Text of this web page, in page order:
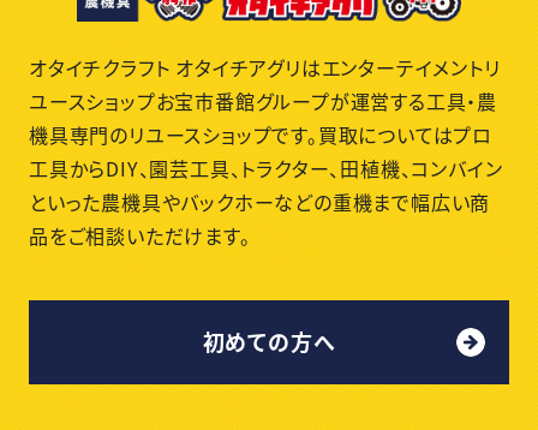
オタイチクラフト オタイチアグリはエンターテイメントリ
ユースショップお宝市番館グループが運営する工具・農
機具専門のリユースショップです。買取についてはプロ
工具からDIY、園芸工具、トラクター、田植機、コンバイン
といった農機具やバックホーなどの重機まで幅広い商
品をご相談いただけます。
初めての方へ